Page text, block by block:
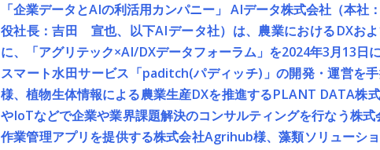
「企業データとAIの利活用カンパニー」 AIデータ株式会社（本社
役社長：吉田 宣也、以下AIデータ社）は、農業におけるDXお
に、「アグリテック×AI/DXデータフォーラム」を2024年3月13日
スマート水田サービス「paditch(パディッチ)」の開発・運営を
様、植物生体情報による農業生産DXを推進するPLANT DATA株
やIoTなどで企業や業界課題解決のコンサルティングを行なう株
作業管理アプリを提供する株式会社Agrihub様、藻類ソリューシ